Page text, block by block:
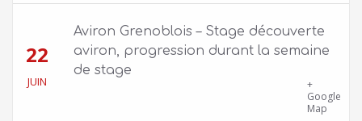
22
JUIN
Aviron Grenoblois – Stage découverte
aviron, progression durant la semaine
de stage
+
Google
Map